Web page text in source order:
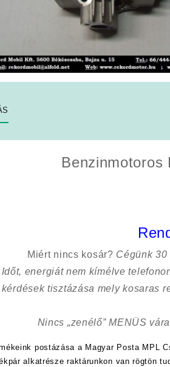
Miért nincs kosár? Cégünk
Időt, energiát nem kímélve
kérdések tisztázása mely kosaras
Nincs „zenélő” MENÜS
postázása a Magyar Posta MPL
alkatrésze raktárunkon van rögtön